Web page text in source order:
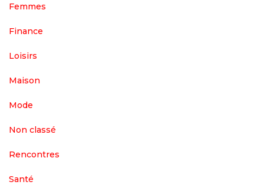
Femmes
Finance
Loisirs
Maison
Mode
Non classé
Rencontres
Santé